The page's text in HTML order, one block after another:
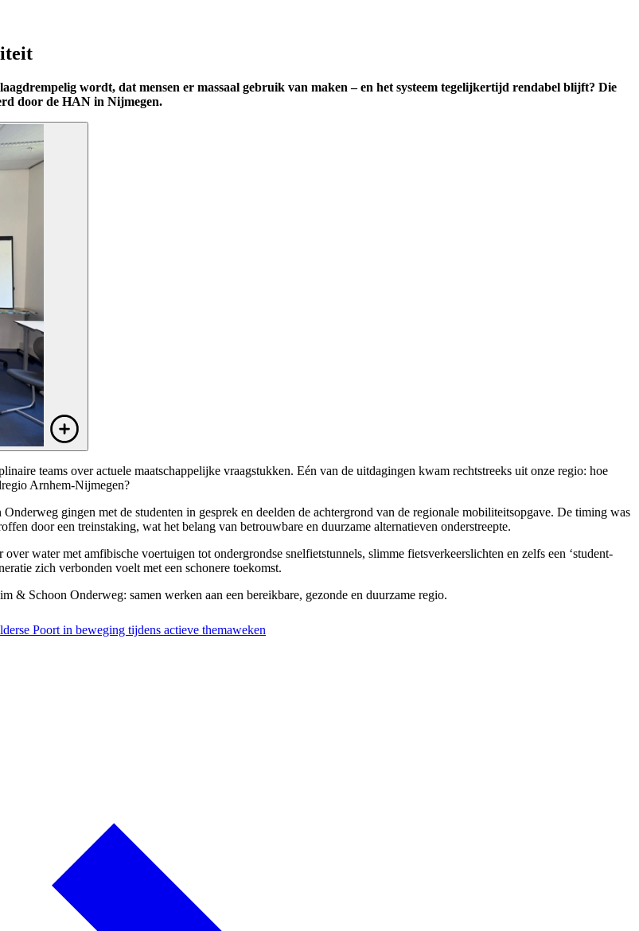
wordt, dat mensen er massaal gebruik van maken – en het systeem tegelijkertijd rendabel blijft? Die
door de HAN in Nijmegen.
teams over actuele maatschappelijke vraagstukken. Eén van de uitdagingen kwam rechtstreeks uit onze regio: hoe
Arnhem-Nijmegen?
gingen met de studenten in gesprek en deelden de achtergrond van de regionale mobiliteitsopgave. De timing was
door een treinstaking, wat het belang van betrouwbare en duurzame alternatieven onderstreepte.
water met amfibische voertuigen tot ondergrondse snelfietstunnels, slimme fietsverkeerslichten en zelfs een ‘student-
zich verbonden voelt met een schonere toekomst.
& Schoon Onderweg: samen werken aan een bereikbare, gezonde en duurzame regio.
Poort in beweging tijdens actieve themaweken